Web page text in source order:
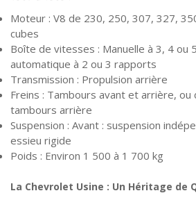
Moteur : V8 de 230, 250, 307, 327,
cubes
Boîte de vitesses : Manuelle à 3, 4 ou
automatique à 2 ou 3 rapports
Transmission : Propulsion arrière
Freins : Tambours avant et arrière,
tambours arrière
Suspension : Avant : suspension
essieu rigide
Poids : Environ 1 500 à 1 700 kg
La Chevrolet Usine : Un Héritage de